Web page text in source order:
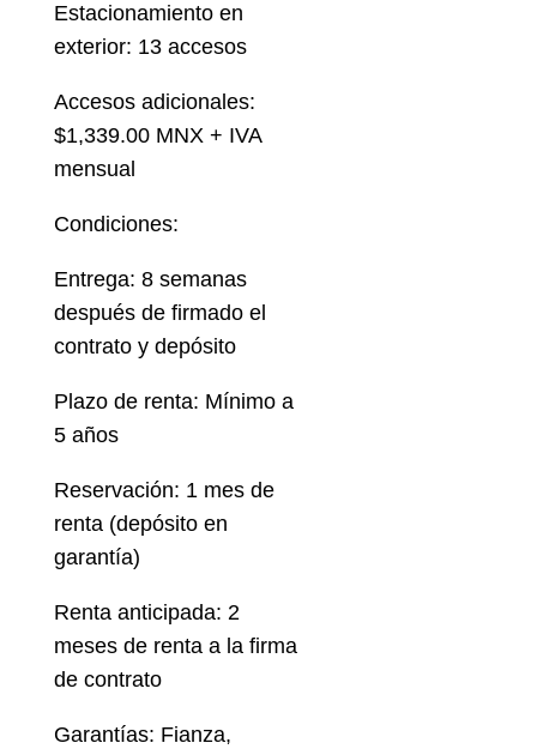
Estacionamiento en
exterior: 13 accesos
Accesos adicionales:
$1,339.00 MNX + IVA
mensual
Condiciones:
Entrega: 8 semanas
después de firmado el
contrato y depósito
Plazo de renta: Mínimo a
5 años
Reservación: 1 mes de
renta (depósito en
garantía)
Renta anticipada: 2
meses de renta a la firma
de contrato
Garantías: Fianza,